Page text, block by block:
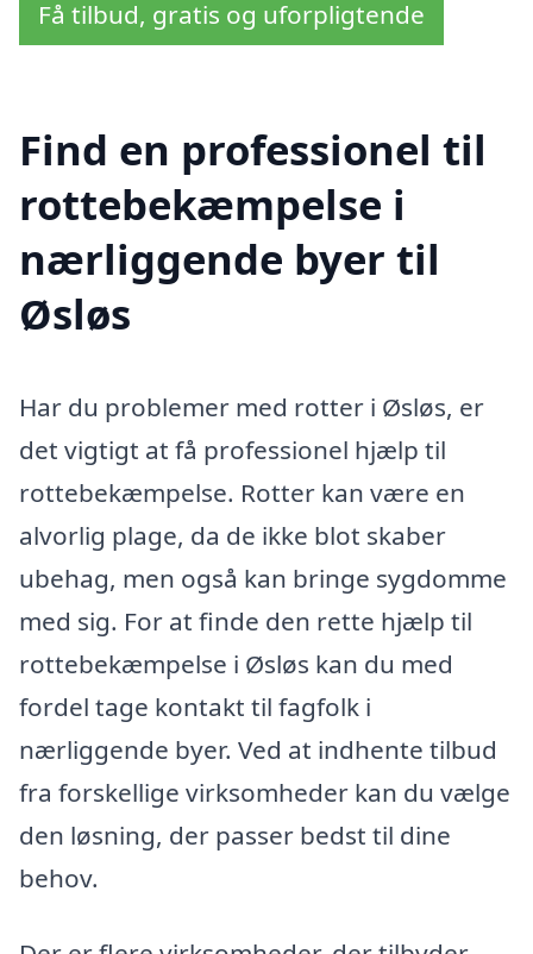
Få tilbud, gratis og uforpligtende
Find en professionel til
rottebekæmpelse i
nærliggende byer til
Øsløs
Har du problemer med rotter i Øsløs, er
det vigtigt at få professionel hjælp til
rottebekæmpelse. Rotter kan være en
alvorlig plage, da de ikke blot skaber
ubehag, men også kan bringe sygdomme
med sig. For at finde den rette hjælp til
rottebekæmpelse i Øsløs kan du med
fordel tage kontakt til fagfolk i
nærliggende byer. Ved at indhente tilbud
fra forskellige virksomheder kan du vælge
den løsning, der passer bedst til dine
behov.